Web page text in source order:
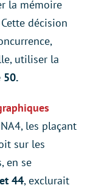
la mémoire
décision
utiliser la
50.
les plaçant
sur les
en se
44, exclurait